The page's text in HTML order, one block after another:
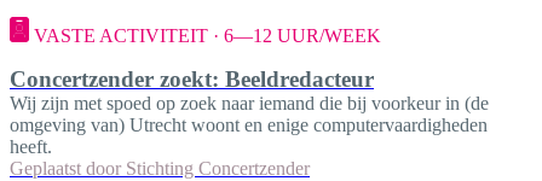
VASTE ACTIVITEIT · 6—12 UUR/WEEK
Concertzender zoekt: Beeldredacteur
Wij zijn met spoed op zoek naar iemand die bij voorkeur in (de
omgeving van) Utrecht woont en enige computervaardigheden
heeft.
Geplaatst door Stichting Concertzender